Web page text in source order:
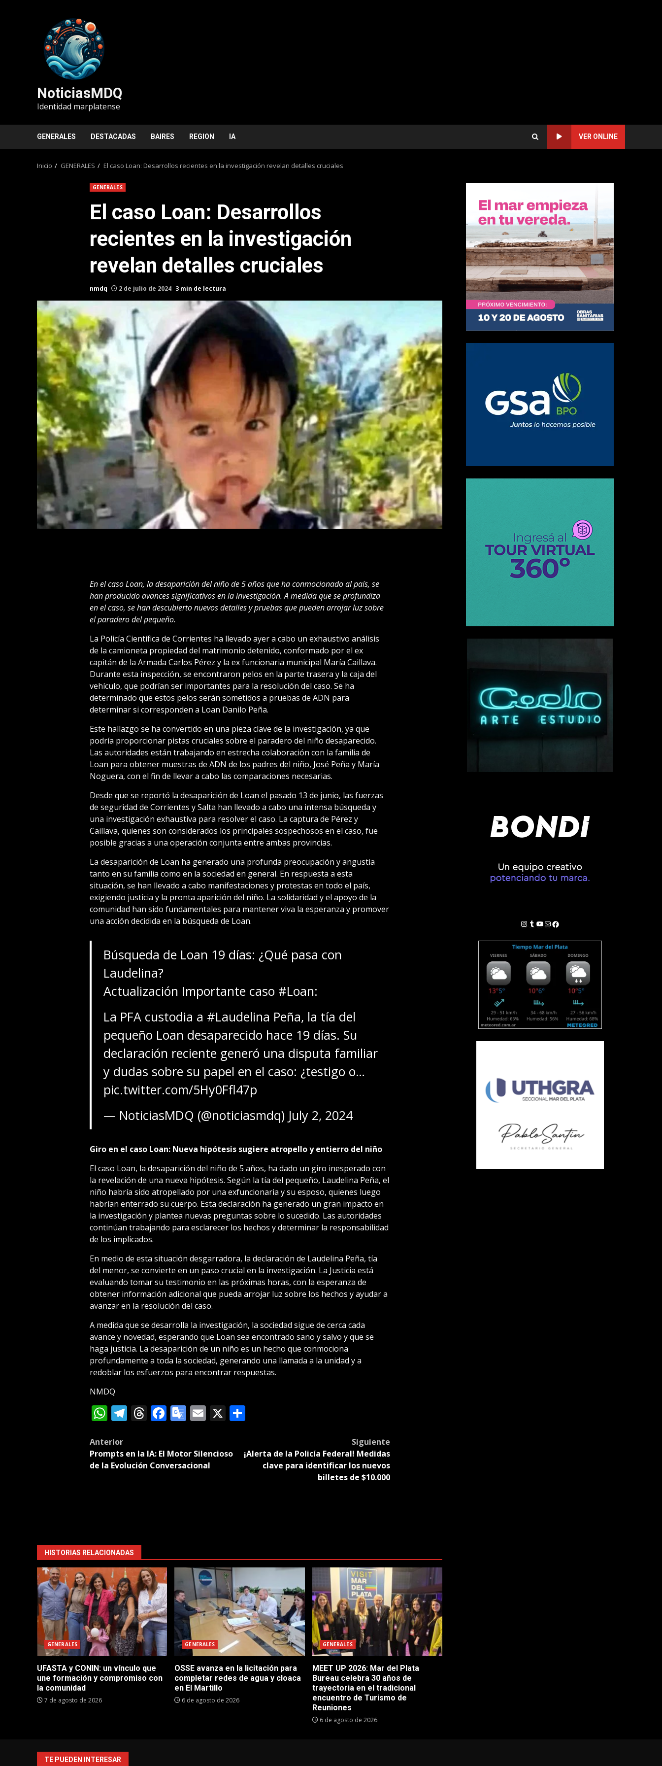
NoticiasMDQ
Identidad marplatense
GENERALES DESTACADAS BAIRES REGION IA VER ONLINE
Inicio GENERALES El caso Loan: Desarrollos recientes en la investigación revelan detalles cruciales
GENERALES
El caso Loan: Desarrollos
recientes en la investigación
revelan detalles cruciales
nmdq 2 de julio de 2024 3 min de lectura
En el caso Loan, la desaparición del niño de 5 años que ha conmocionado al país, se
han producido avances significativos en la investigación. A medida que se profundiza
en el caso, se han descubierto nuevos detalles y pruebas que pueden arrojar luz sobre
el paradero del pequeño.
La Policía Científica de Corrientes ha llevado ayer a cabo un exhaustivo análisis
de la camioneta propiedad del matrimonio detenido, conformado por el ex
capitán de la Armada Carlos Pérez y la ex funcionaria municipal María Caillava.
Durante esta inspección, se encontraron pelos en la parte trasera y la caja del
vehículo, que podrían ser importantes para la resolución del caso. Se ha
determinado que estos pelos serán sometidos a pruebas de ADN para
determinar si corresponden a Loan Danilo Peña.
Este hallazgo se ha convertido en una pieza clave de la investigación, ya que
podría proporcionar pistas cruciales sobre el paradero del niño desaparecido.
Las autoridades están trabajando en estrecha colaboración con la familia de
Loan para obtener muestras de ADN de los padres del niño, José Peña y María
Noguera, con el fin de llevar a cabo las comparaciones necesarias.
Desde que se reportó la desaparición de Loan el pasado 13 de junio, las fuerzas
de seguridad de Corrientes y Salta han llevado a cabo una intensa búsqueda y
una investigación exhaustiva para resolver el caso. La captura de Pérez y
Caillava, quienes son considerados los principales sospechosos en el caso, fue
posible gracias a una operación conjunta entre ambas provincias.
La desaparición de Loan ha generado una profunda preocupación y angustia
tanto en su familia como en la sociedad en general. En respuesta a esta
situación, se han llevado a cabo manifestaciones y protestas en todo el país,
exigiendo justicia y la pronta aparición del niño. La solidaridad y el apoyo de la
comunidad han sido fundamentales para mantener viva la esperanza y promover
una acción decidida en la búsqueda de Loan.
Búsqueda de Loan 19 días: ¿Qué pasa con
Laudelina?
Actualización Importante caso #Loan:
La PFA custodia a #Laudelina Peña, la tía del
pequeño Loan desaparecido hace 19 días. Su
declaración reciente generó una disputa familiar
y dudas sobre su papel en el caso: ¿testigo o…
pic.twitter.com/5Hy0Ffl47p
— NoticiasMDQ (@noticiasmdq) July 2, 2024
Giro en el caso Loan: Nueva hipótesis sugiere atropello y entierro del niño
El caso Loan, la desaparición del niño de 5 años, ha dado un giro inesperado con
la revelación de una nueva hipótesis. Según la tía del pequeño, Laudelina Peña, el
niño habría sido atropellado por una exfuncionaria y su esposo, quienes luego
habrían enterrado su cuerpo. Esta declaración ha generado un gran impacto en
la investigación y plantea nuevas preguntas sobre lo sucedido. Las autoridades
continúan trabajando para esclarecer los hechos y determinar la responsabilidad
de los implicados.
En medio de esta situación desgarradora, la declaración de Laudelina Peña, tía
del menor, se convierte en un paso crucial en la investigación. La Justicia está
evaluando tomar su testimonio en las próximas horas, con la esperanza de
obtener información adicional que pueda arrojar luz sobre los hechos y ayudar a
avanzar en la resolución del caso.
A medida que se desarrolla la investigación, la sociedad sigue de cerca cada
avance y novedad, esperando que Loan sea encontrado sano y salvo y que se
haga justicia. La desaparición de un niño es un hecho que conmociona
profundamente a toda la sociedad, generando una llamada a la unidad y a
redoblar los esfuerzos para encontrar respuestas.
NMDQ
WhatsApp
Telegram
Threads
Facebook
Google
Email
X Compartir
Post
navigation
Anterior
Prompts en la IA: El Motor Silencioso
de la Evolución Conversacional
Siguiente
¡Alerta de la Policía Federal! Medidas
clave para identificar los nuevos
billetes de $10.000
HISTORIAS RELACIONADAS
GENERALES
UFASTA y CONIN: un vínculo que
une formación y compromiso con
la comunidad
7 de agosto de 2026
GENERALES
OSSE avanza en la licitación para
completar redes de agua y cloaca
en El Martillo
6 de agosto de 2026
GENERALES
MEET UP 2026: Mar del Plata
Bureau celebra 30 años de
trayectoria en el tradicional
encuentro de Turismo de
Reuniones
6 de agosto de 2026
Instagram
Tumblr
YouTube
Correo electrónico
Facebook
TE PUEDEN INTERESAR